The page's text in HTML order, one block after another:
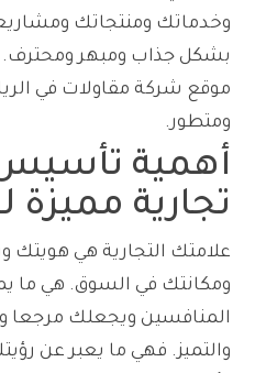
وخدماتك ومنتجاتك
بشكل جذاب ومبهر
موقع شركة مقاولات في
ومتطور.
أهمية
تجارية
علامتك التجارية هي
ومكانتك في السوق. هي ما
المنافسين ويجعلك مرجعا
والتميز. فهي ما يعبر عن